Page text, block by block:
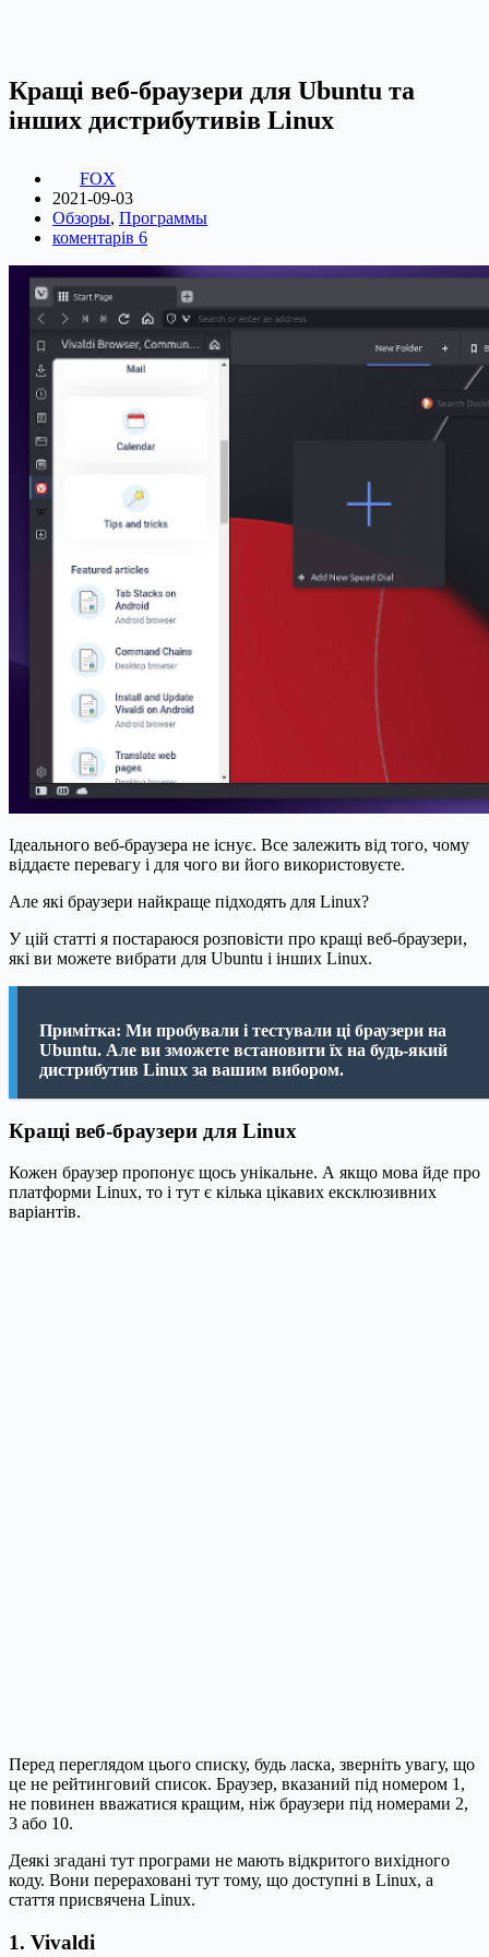
Кращі веб-браузери для Ubuntu та
інших дистрибутивів Linux
FOX
2021-09-03
Обзоры, Программы
коментарів 6
Ідеального веб-браузера не існує. Все залежить від того, чому
віддаєте перевагу і для чого ви його використовуєте.
Але які браузери найкраще підходять для Linux?
У цій статті я постараюся розповісти про кращі веб-браузери,
які ви можете вибрати для Ubuntu і інших Linux.
Примітка: Ми пробували і тестували ці браузери на
Ubuntu. Але ви зможете встановити їх на будь-який
дистрибутив Linux за вашим вибором.
Кращі веб-браузери для Linux
Кожен браузер пропонує щось унікальне. А якщо мова йде про
платформи Linux, то і тут є кілька цікавих ексклюзивних
варіантів.
Перед переглядом цього списку, будь ласка, зверніть увагу, що
це не рейтинговий список. Браузер, вказаний під номером 1,
не повинен вважатися кращим, ніж браузери під номерами 2,
3 або 10.
Деякі згадані тут програми не мають відкритого вихідного
коду. Вони перераховані тут тому, що доступні в Linux, а
стаття присвячена Linux.
1. Vivaldi